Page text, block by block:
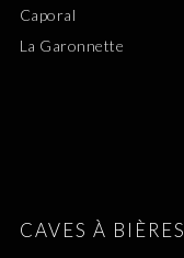
Caporal
La Garonnette
CAVES À BIÈRES